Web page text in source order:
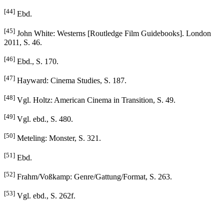
[44] Ebd.
[45] John White: Westerns [Routledge Film Guidebooks]. London
2011, S. 46.
[46] Ebd., S. 170.
[47] Hayward: Cinema Studies, S. 187.
[48] Vgl. Holtz: American Cinema in Transition, S. 49.
[49] Vgl. ebd., S. 480.
[50] Meteling: Monster, S. 321.
[51] Ebd.
[52] Frahm/Voßkamp: Genre/Gattung/Format, S. 263.
[53] Vgl. ebd., S. 262f.